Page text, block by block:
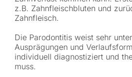
z.B. Zahnfleischbluten und
Zahnfleisch.
Die Parodontitis weist sehr
Ausprägungen und
individuell diagnostiziert und
muss.